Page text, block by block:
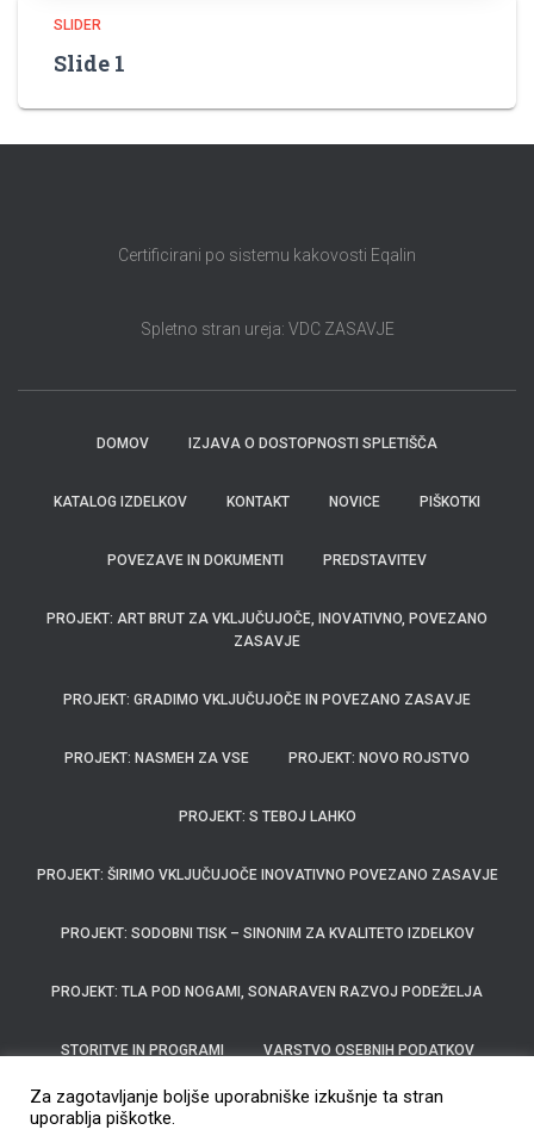
SLIDER
Slide 1
Certificirani po sistemu kakovosti Eqalin
Spletno stran ureja: VDC ZASAVJE
DOMOV IZJAVA O DOSTOPNOSTI SPLETIŠČA
KATALOG IZDELKOV KONTAKT NOVICE PIŠKOTKI
POVEZAVE IN DOKUMENTI PREDSTAVITEV
PROJEKT: ART BRUT ZA VKLJUČUJOČE, INOVATIVNO, POVEZANO
ZASAVJE
PROJEKT: GRADIMO VKLJUČUJOČE IN POVEZANO ZASAVJE
PROJEKT: NASMEH ZA VSE PROJEKT: NOVO ROJSTVO
PROJEKT: S TEBOJ LAHKO
PROJEKT: ŠIRIMO VKLJUČUJOČE INOVATIVNO POVEZANO ZASAVJE
PROJEKT: SODOBNI TISK – SINONIM ZA KVALITETO IZDELKOV
PROJEKT: TLA POD NOGAMI, SONARAVEN RAZVOJ PODEŽELJA
STORITVE IN PROGRAMI VARSTVO OSEBNIH PODATKOV
ZA SVOJCE ZGODOVINA
Za zagotavljanje boljše uporabniške izkušnje ta stran
uporablja piškotke.